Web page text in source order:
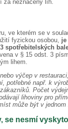
za neznačený líh.
ve kterém se v
fyzickou osobou,
spotřebitelských
v § 15 odst. 3
lihem.
výčep v
potřebné např. k
Počet
lihoviny pro
může být v jednom
se nesmí